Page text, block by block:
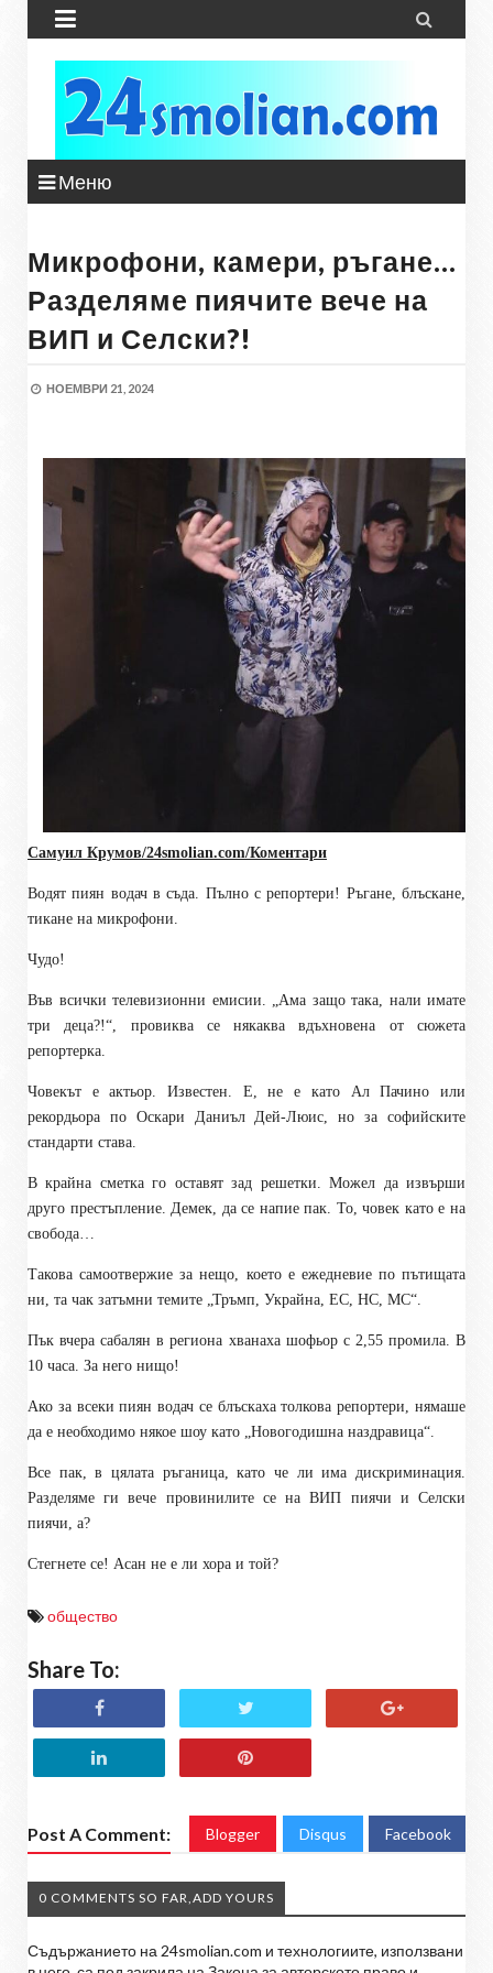
 
Меню
Микрофони, камери, ръгане…
Разделяме пиячите вече на
ВИП и Селски?!
НОЕМВРИ 21, 2024
Самуил Крумов/24smolian.com/Коментари
Водят пиян водач в съда. Пълно с репортери! Ръгане, блъскане,
тикане на микрофони.
Чудо!
Във всички телевизионни емисии. „Ама защо така, нали имате
три деца?!“, провиква се някаква вдъхновена от сюжета
репортерка.
Човекът е актьор. Известен. Е, не е като Ал Пачино или
рекордьора по Оскари Даниъл Дей-Люис, но за софийските
стандарти става.
В крайна сметка го оставят зад решетки. Можел да извърши
друго престъпление. Демек, да се напие пак. То, човек като е на
свобода…
Такова самоотвержие за нещо, което е ежедневие по пътищата
ни, та чак затъмни темите „Тръмп, Украйна, ЕС, НС, МС“.
Пък вчера сабалян в региона хванаха шофьор с 2,55 промила. В
10 часа. За него нищо!
Ако за всеки пиян водач се блъскаха толкова репортери, нямаше
да е необходимо някое шоу като „Новогодишна наздравица“.
Все пак, в цялата ръганица, като че ли има дискриминация.
Разделяме ги вече провинилите се на ВИП пиячи и Селски
пиячи, а?
Стегнете се! Асан не е ли хора и той?
общество
Share To:
Post A Comment: Blogger Disqus Facebook
0 COMMENTS SO FAR,ADD YOURS
Съдържанието на 24smolian.com и технологиите, използвани